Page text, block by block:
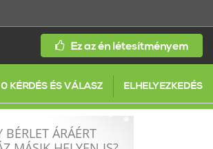
Ez az én létesítményem
0 KÉRDÉS ÉS VÁLASZ ELHELYEZKEDÉS